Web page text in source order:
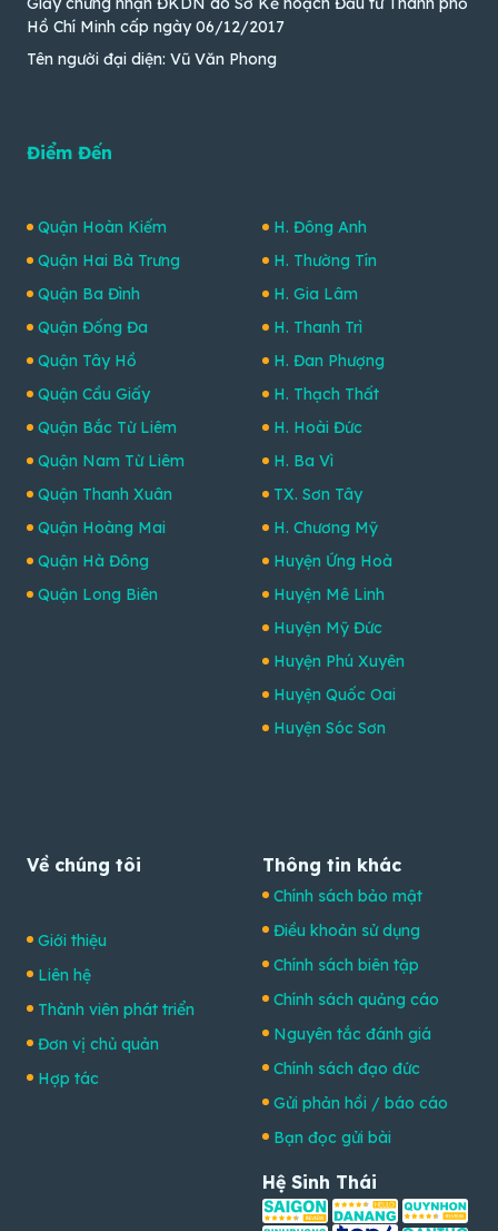
Hồ Chí Minh cấp ngày 06/12/2017
Tên người đại diện: Vũ Văn Phong
Điểm Đến
Quận Hoàn Kiếm
Quận Hai Bà Trưng
Quận Ba Đình
Quận Đống Đa
Quận Tây Hồ
Quận Cầu Giấy
Quận Bắc Từ Liêm
Quận Nam Từ Liêm
Quận Thanh Xuân
Quận Hoàng Mai
Quận Hà Đông
Quận Long Biên
H. Đông Anh
H. Thường Tín
H. Gia Lâm
H. Thanh Trì
H. Đan Phượng
H. Thạch Thất
H. Hoài Đức
H. Ba Vì
TX. Sơn Tây
H. Chương Mỹ
Huyện Ứng Hoà
Huyện Mê Linh
Huyện Mỹ Đức
Huyện Phú Xuyên
Huyện Quốc Oai
Huyện Sóc Sơn
Về chúng tôi
Giới thiệu
Liên hệ
Thành viên phát triển
Đơn vị chủ quản
Hợp tác
Thông tin khác
Chính sách bảo mật
Điều khoản sử dụng
Chính sách biên tập
Chính sách quảng cáo
Nguyên tắc đánh giá
Chính sách đạo đức
Gửi phản hồi / báo cáo
Bạn đọc gửi bài
Hệ Sinh Thái